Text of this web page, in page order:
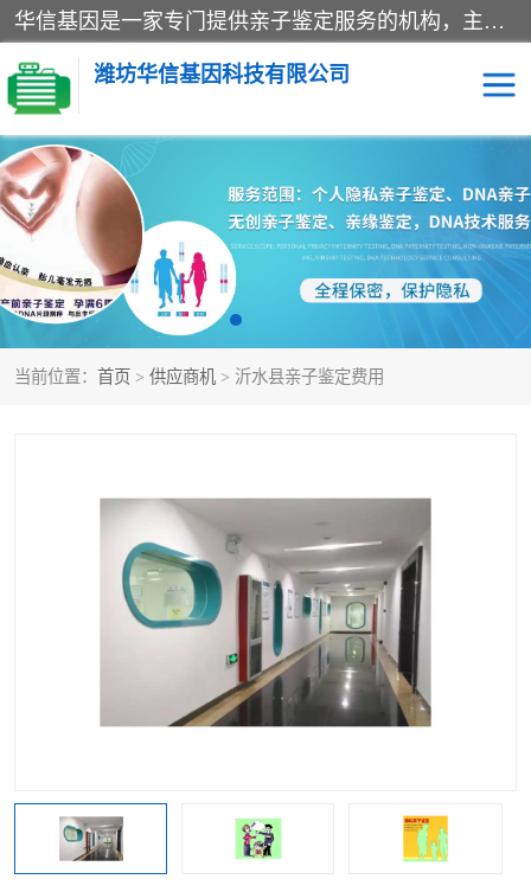
华信基因是一家专门提供亲子鉴定服务的机构，主要业务：济南亲子鉴定、临沂亲子鉴定、菏泽亲子鉴定、淄博亲子鉴定、青岛亲子鉴定、日照亲子鉴定、临朐亲子鉴定、寿光亲子鉴定等，联合广州、上海、北京、深圳、杭州、武汉、成都、合肥、贵阳、沈阳等地区有法医物证鉴定机构及基因检测公司，为国内外客户提供便捷的DNA鉴定服务。
潍坊华信基因科技有限公司
当前位置： 首页 > 供应商机 > 沂水县亲子鉴定费用
亲子鉴定 DNA亲子鉴定
隐私亲子鉴定 无创亲子鉴定
孕期亲子鉴定